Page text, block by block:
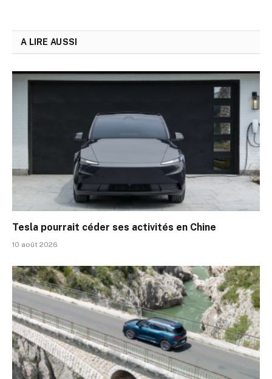
A LIRE AUSSI
Tesla pourrait céder ses activités en Chine
10 août 2026